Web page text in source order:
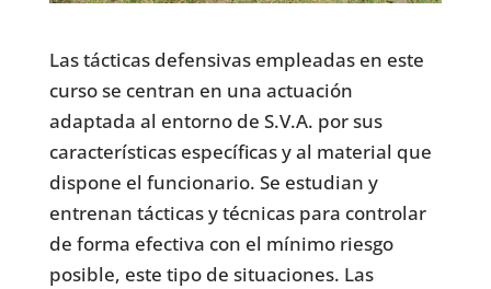
Las tácticas defensivas empleadas en este
curso se centran en una actuación
adaptada al entorno de S.V.A. por sus
características específicas y al material que
dispone el funcionario. Se estudian y
entrenan tácticas y técnicas para controlar
de forma efectiva con el mínimo riesgo
posible, este tipo de situaciones. Las